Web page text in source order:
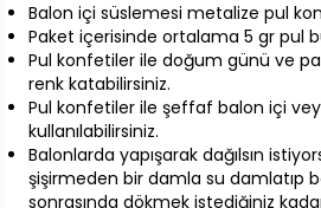
Balon içi süslemesi metalize pul
Paket içerisinde ortalama 5 gr pul
Pul konfetiler ile doğum günü ve
renk katabilirsiniz.
Pul konfetiler ile şeffaf balon içi
kullanılabilirsiniz.
Balonlarda yapışarak dağılsın
şişirmeden bir damla su damlatıp
sonrasında dökmek istediğiniz